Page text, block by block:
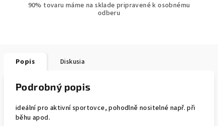
90% tovaru máme na sklade pripravené k osobnému
odberu
Popis Diskusia
Podrobný popis
ideální pro aktivní sportovce, pohodlně nositelné např. při
běhu apod.